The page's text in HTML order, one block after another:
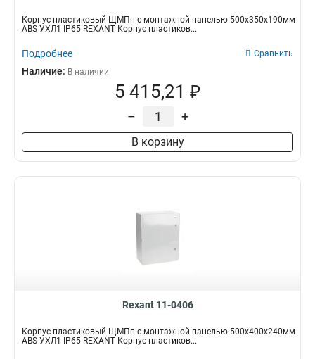
Корпус пластиковый ЩМПп с монтажной панелью 500х350х190мм
ABS УХЛ1 IP65 REXANT Корпус пластиков...
Подробнее Сравнить
Наличие: В наличии
5 415,21 ₽
– +
В корзину
Rexant 11-0406
Корпус пластиковый ЩМПп с монтажной панелью 500х400х240мм
ABS УХЛ1 IP65 REXANT Корпус пластиков...